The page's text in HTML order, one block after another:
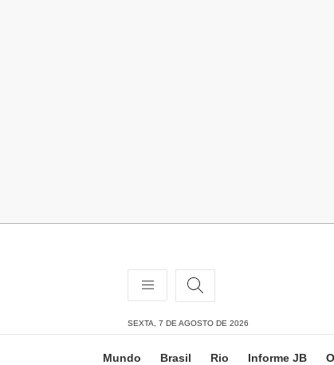
SEXTA, 7 DE AGOSTO DE 2026
Mundo Brasil Rio Informe JB